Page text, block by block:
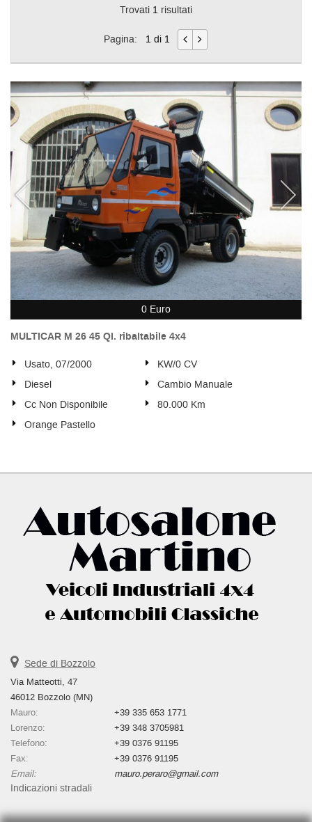
Trovati 1 risultati
Pagina: 1 di 1
0 Euro
MULTICAR M 26 45 Ql. ribaltabile 4x4
Usato, 07/2000
KW/0 CV
Diesel
Cambio Manuale
Cc Non Disponibile
80.000 Km
Orange Pastello
Sede di Bozzolo
Via Matteotti, 47
46012 Bozzolo (MN)
Mauro:
+39 335 653 1771
Lorenzo:
+39 348 3705981
Telefono:
+39 0376 91195
Fax:
+39 0376 91195
Email:
mauro.peraro@gmail.com
Indicazioni stradali